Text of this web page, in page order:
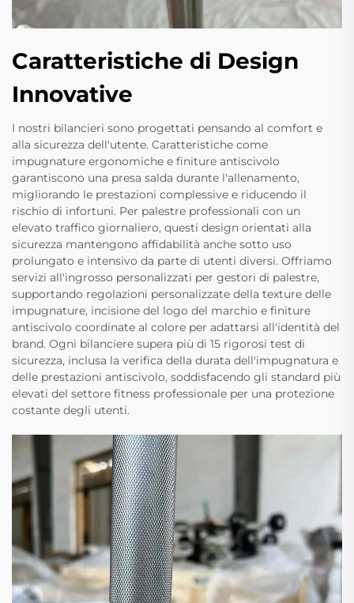
Caratteristiche di Design
Innovative
I nostri bilancieri sono progettati pensando al comfort e
alla sicurezza dell'utente. Caratteristiche come
impugnature ergonomiche e finiture antiscivolo
garantiscono una presa salda durante l'allenamento,
migliorando le prestazioni complessive e riducendo il
rischio di infortuni. Per palestre professionali con un
elevato traffico giornaliero, questi design orientati alla
sicurezza mantengono affidabilità anche sotto uso
prolungato e intensivo da parte di utenti diversi. Offriamo
servizi all'ingrosso personalizzati per gestori di palestre,
supportando regolazioni personalizzate della texture delle
impugnature, incisione del logo del marchio e finiture
antiscivolo coordinate al colore per adattarsi all'identità del
brand. Ogni bilanciere supera più di 15 rigorosi test di
sicurezza, inclusa la verifica della durata dell'impugnatura e
delle prestazioni antiscivolo, soddisfacendo gli standard più
elevati del settore fitness professionale per una protezione
costante degli utenti.